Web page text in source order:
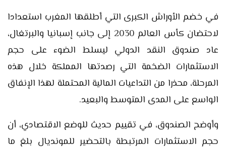
في خضم الأوراش الكبرى التي أطلقها المغرب استعدادا
لاحتضان كأس العالم 2030 إلى جانب إسبانيا والبرتغال،
عاد صندوق النقد الدولي ليسلط الضوء على حجم
الاستثمارات الضخمة التي رصدتها المملكة خلال هذه
المرحلة، محذرا من التداعيات المالية المحتملة لهذا الإنفاق
الواسع على المدى المتوسط والبعيد.
وأوضح الصندوق، في تقييم حديث للوضع الاقتصادي، أن
حجم الاستثمارات المرتبطة بالتحضير للمونديال بلغ ما